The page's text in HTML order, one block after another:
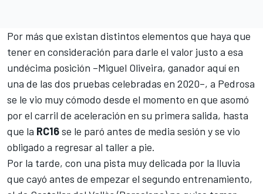
Por más que existan distintos elementos que haya que
tener en consideración para darle el valor justo a esa
undécima posición –Miguel Oliveira, ganador aquí en
una de las dos pruebas celebradas en 2020–, a Pedrosa
se le vio muy cómodo desde el momento en que asomó
por el carril de aceleración en su primera salida, hasta
que la RC16se le paró antes de media sesión y se vio
obligado a regresar al taller a pie.
Por la tarde, con una pista muy delicada por la lluvia
que cayó antes de empezar el segundo entrenamiento,